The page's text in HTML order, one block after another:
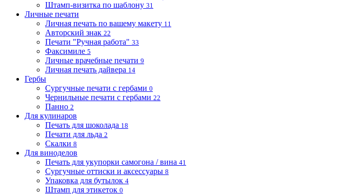
Штамп-визитка по шаблону 31
Личные печати
Личная печать по вашему макету 11
Авторский знак 22
Печати "Ручная работа" 33
Факсимиле 5
Личные врачебные печати 9
Личная печать дайвера 14
Гербы
Сургучные печати с гербами 0
Чернильные печати с гербами 22
Панно 2
Для кулинаров
Печать для шоколада 18
Печати для льда 2
Скалки 8
Для виноделов
Печать для укупорки самогона / вина 41
Сургучные оттиски и аксессуары 8
Упаковка для бутылок 4
Штамп для этикеток 0